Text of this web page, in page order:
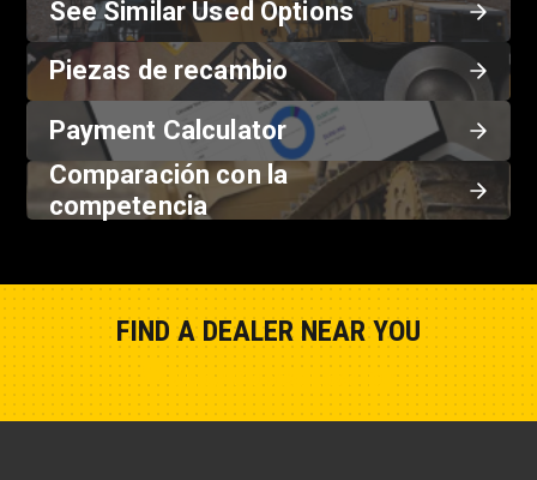
See Similar Used Options
Piezas de recambio
Payment Calculator
Comparación con la
competencia
FIND A DEALER NEAR YOU